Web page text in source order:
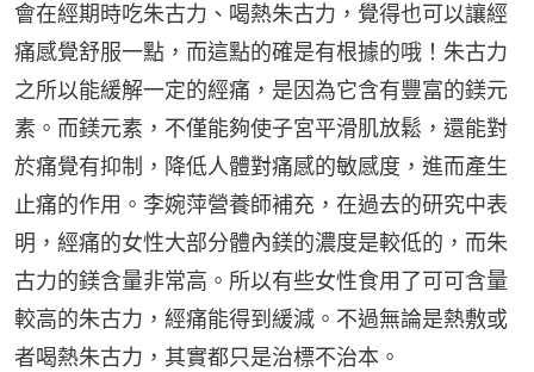
會在經期時吃朱古力、喝熱朱古力，覺得也可以讓經
痛感覺舒服一點，而這點的確是有根據的哦！朱古力
之所以能緩解一定的經痛，是因為它含有豐富的鎂元
素。而鎂元素，不僅能夠使子宮平滑肌放鬆，還能對
於痛覺有抑制，降低人體對痛感的敏感度，進而產生
止痛的作用。李婉萍營養師補充，在過去的研究中表
明，經痛的女性大部分體內鎂的濃度是較低的，而朱
古力的鎂含量非常高。所以有些女性食用了可可含量
較高的朱古力，經痛能得到緩減。不過無論是熱敷或
者喝熱朱古力，其實都只是治標不治本。